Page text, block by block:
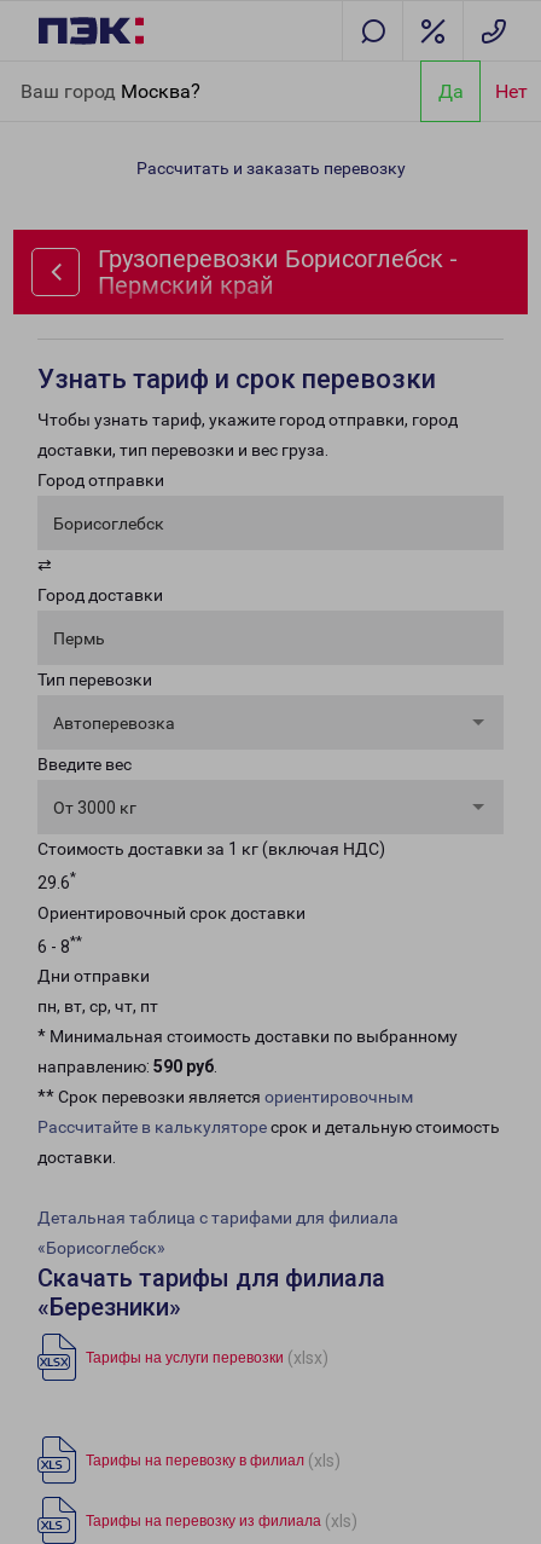
Ваш город Москва? Да Нет
Пермский край
Рассчитать и заказать перевозку
Грузоперевозки Борисоглебск -
Пермский край
Узнать тариф и срок перевозки
Чтобы узнать тариф, укажите город отправки, город
доставки, тип перевозки и вес груза.
Город отправки
Борисоглебск
⇄
Город доставки
Пермь
Тип перевозки
Автоперевозка
Введите вес
От 3000 кг
Стоимость доставки за 1 кг (включая НДС)
29.6*
Ориентировочный срок доставки
6 - 8**
Дни отправки
пн, вт, ср, чт, пт
* Минимальная стоимость доставки по выбранному
направлению: 590 руб.
** Срок перевозки является ориентировочным
Рассчитайте в калькуляторесрок и детальную стоимость
доставки.
Детальная таблица с тарифами для филиала
«Борисоглебск»
Скачать тарифы для филиала
«Березники»
Тарифы на услуги перевозки (xlsx)
Тарифы на перевозку в филиал (xls)
Тарифы на перевозку из филиала (xls)